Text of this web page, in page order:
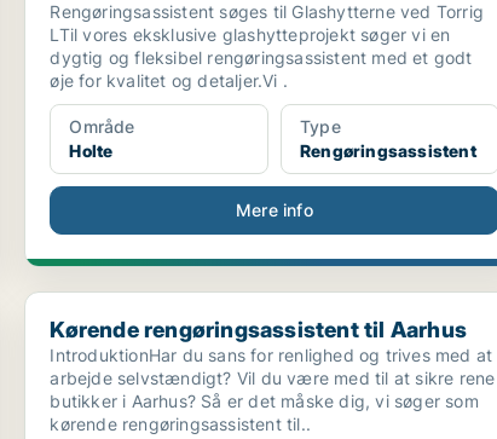
Rengøringsassistent søges til Glashytterne ved Torrig
LTil vores eksklusive glashytteprojekt søger vi en
dygtig og fleksibel rengøringsassistent med et godt
øje for kvalitet og detaljer.Vi .
Område
Holte
Type
Rengøringsassistent
Mere info
Kørende rengøringsassistent til Aarhus
Kørende rengøringsassistent til Aarhus
IntroduktionHar du sans for renlighed og trives med at
arbejde selvstændigt? Vil du være med til at sikre rene
butikker i Aarhus? Så er det måske dig, vi søger som
kørende rengøringsassistent til..